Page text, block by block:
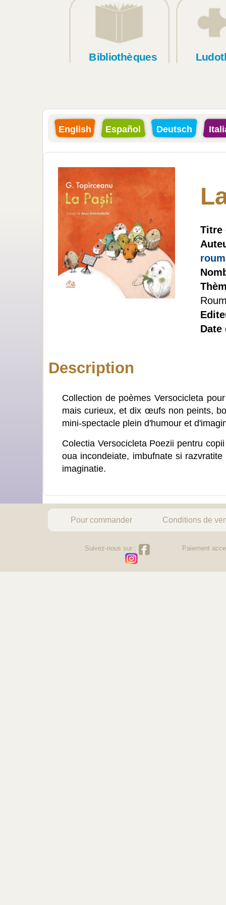
Bibliothèques
English Español Deutsch
Titre
Description
Collection de poèmes Versocicleta
mais curieux, et dix œufs non peints,
mini-spectacle plein d'humour et
Colectia Versocicleta Poezii pentru
oua incondeiate, imbufnate si
imaginatie.
Pour commander Conditions de
Suivez-nous sur : Paiement